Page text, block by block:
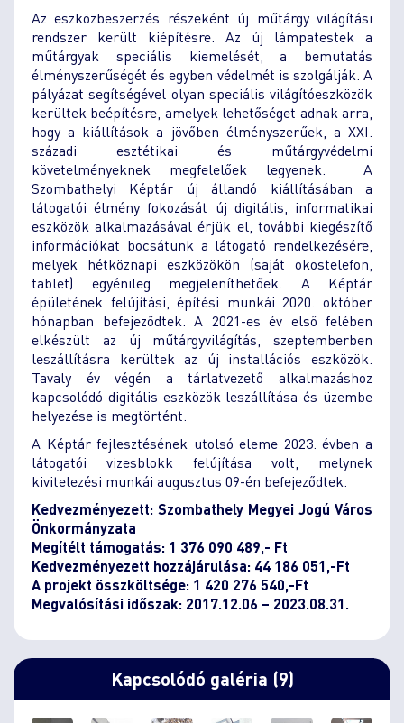
Az eszközbeszerzés részeként új műtárgy világítási
rendszer került kiépítésre. Az új lámpatestek a
műtárgyak speciális kiemelését, a bemutatás
élményszerűségét és egyben védelmét is szolgálják. A
pályázat segítségével olyan speciális világítóeszközök
kerültek beépítésre, amelyek lehetőséget adnak arra,
hogy a kiállítások a jövőben élményszerűek, a XXI.
századi esztétikai és műtárgyvédelmi
követelményeknek megfelelőek legyenek. A
Szombathelyi Képtár új állandó kiállításában a
látogatói élmény fokozását új digitális, informatikai
eszközök alkalmazásával érjük el, további kiegészítő
információkat bocsátunk a látogató rendelkezésére,
melyek hétköznapi eszközökön (saját okostelefon,
tablet) egyénileg megjeleníthetőek. A Képtár
épületének felújítási, építési munkái 2020. október
hónapban befejeződtek. A 2021-es év első felében
elkészült az új műtárgyvilágítás, szeptemberben
leszállításra kerültek az új installációs eszközök.
Tavaly év végén a tárlatvezető alkalmazáshoz
kapcsolódó digitális eszközök leszállítása és üzembe
helyezése is megtörtént.
A Képtár fejlesztésének utolsó eleme 2023. évben a
látogatói vizesblokk felújítása volt, melynek
kivitelezési munkái augusztus 09-én befejeződtek.
Kedvezményezett: Szombathely Megyei Jogú Város
Önkormányzata
Megítélt támogatás: 1 376 090 489,- Ft
Kedvezményezett hozzájárulása: 44 186 051,-Ft
A projekt összköltsége: 1 420 276 540,-Ft
Megvalósítási időszak: 2017.12.06 – 2023.08.31.
Kapcsolódó galéria (9)